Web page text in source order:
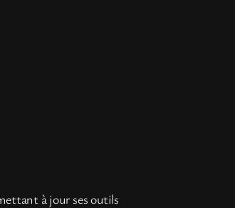
à jour ses outils